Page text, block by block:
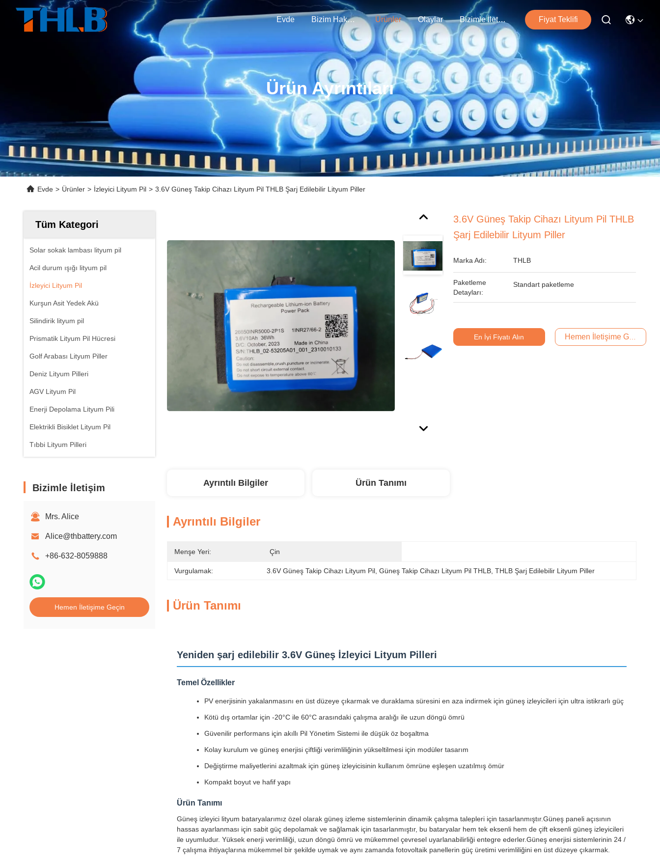
Evde Bizim Hakkımızda Ürünler Olaylar Bizimle İletişim Fiyat Teklifi
Ürün Ayrıntıları
Evde > Ürünler > İzleyici Lityum Pil > 3.6V Güneş Takip Cihazı Lityum Pil THLB Şarj Edilebilir Lityum Piller
Tüm Kategori
Solar sokak lambası lityum pil
Acil durum ışığı lityum pil
İzleyici Lityum Pil
Kurşun Asit Yedek Akü
Silindirik lityum pil
Prismatik Lityum Pil Hücresi
Golf Arabası Lityum Piller
Deniz Lityum Pilleri
AGV Lityum Pil
Enerji Depolama Lityum Pili
Elektrikli Bisiklet Lityum Pil
Tıbbi Lityum Pilleri
Bizimle İletişim
Mrs. Alice
Alice@thbattery.com
+86-632-8059888
Hemen İletişime Geçin
3.6V Güneş Takip Cihazı Lityum Pil THLB
Şarj Edilebilir Lityum Piller
Marka Adı: THLB
Paketleme
Detayları:
Standart paketleme
En İyi Fiyatı Alın Hemen İletişime Geçin
Ayrıntılı Bilgiler Ürün Tanımı
Ayrıntılı Bilgiler
Menşe Yeri: Çin
Vurgulamak: 3.6V Güneş Takip Cihazı Lityum Pil , Güneş Takip Cihazı Lityum Pil THLB , THLB Şarj Edilebilir Lityum Piller
Ürün Tanımı
Yeniden şarj edilebilir 3.6V Güneş İzleyici Lityum Pilleri
Temel Özellikler
PV enerjisinin yakalanmasını en üst düzeye çıkarmak ve duraklama süresini en aza indirmek için güneş izleyicileri için ultra istikrarlı güç
Kötü dış ortamlar için -20°C ile 60°C arasındaki çalışma aralığı ile uzun döngü ömrü
Güvenilir performans için akıllı Pil Yönetim Sistemi ile düşük öz boşaltma
Kolay kurulum ve güneş enerjisi çiftliği verimliliğinin yükseltilmesi için modüler tasarım
Değiştirme maliyetlerini azaltmak için güneş izleyicisinin kullanım ömrüne eşleşen uzatılmış ömür
Kompakt boyut ve hafif yapı
Ürün Tanımı
Güneş izleyici lityum bataryalarımız özel olarak güneş izleme sistemlerinin dinamik çalışma talepleri için tasarlanmıştır.Güneş paneli açısının
hassas ayarlanması için sabit güç depolamak ve sağlamak için tasarlanmıştır, bu bataryalar hem tek eksenli hem de çift eksenli güneş izleyicileri
ile uyumludur. Yüksek enerji verimliliği, uzun döngü ömrü ve mükemmel çevresel uyarlanabilirliği entegre ederler.Güneş enerjisi sistemlerinin 24 /
7 çalışma ihtiyaçlarına mükemmel bir şekilde uymak ve aynı zamanda fotovoltaik panellerin güç üretimi verimliliğini en üst düzeye çıkarmak.